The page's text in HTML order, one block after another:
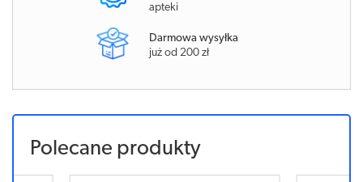
apteki
Darmowa wysyłka
już od 200 zł
Polecane produkty